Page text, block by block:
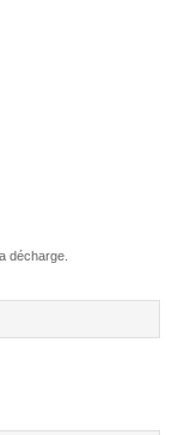
décharge.